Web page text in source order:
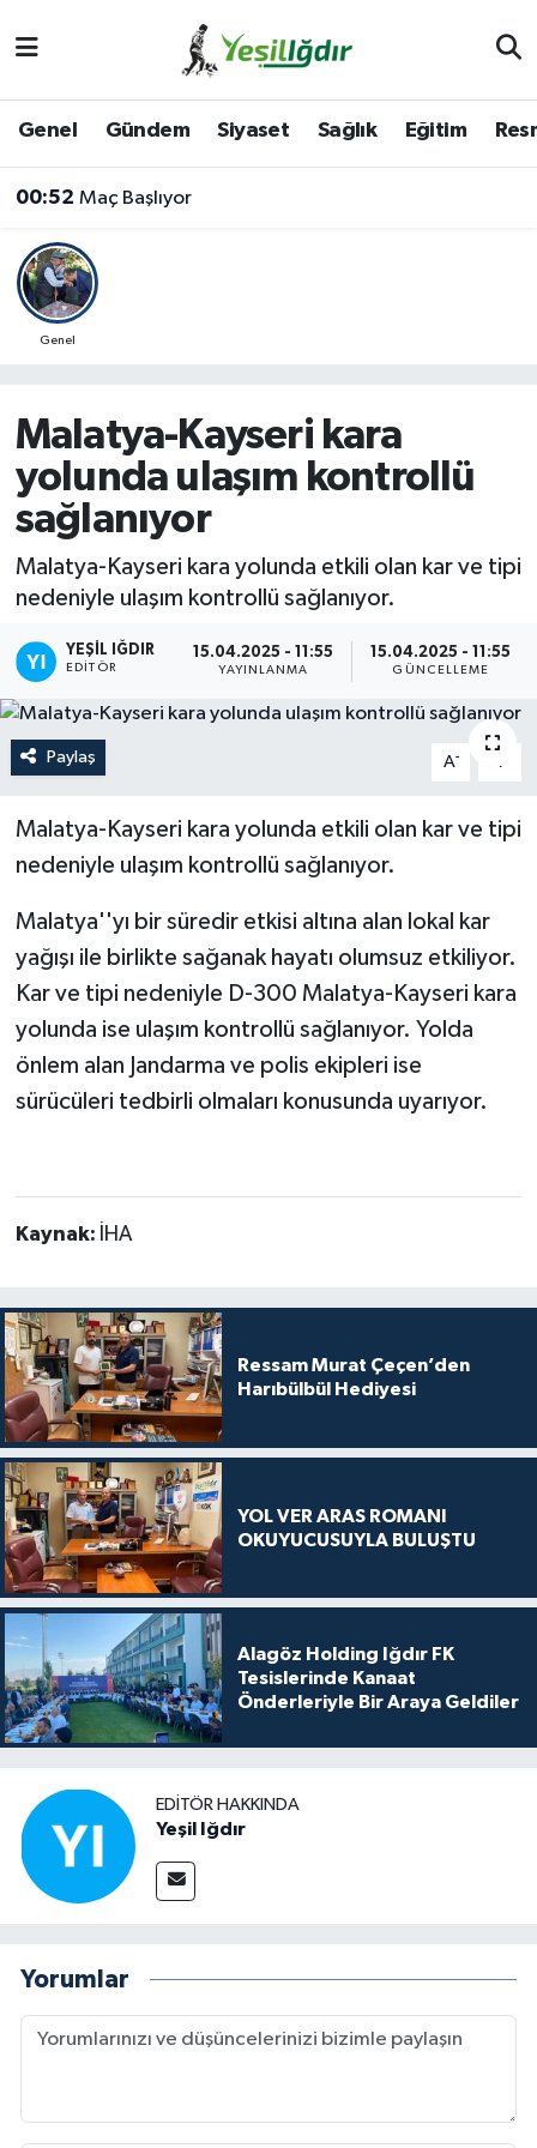
Genel Gündem Siyaset Sağlık Eğitim
00:52 Maç Başlıyor
Genel
Malatya-Kayseri kara
yolunda ulaşım kontrollü
sağlanıyor
Malatya-Kayseri kara yolunda etkili olan kar ve tipi
nedeniyle ulaşım kontrollü sağlanıyor.
YEŞIL IĞDIR
EDITÖR
15.04.2025 - 11:55
YAYINLANMA
15.04.2025 - 11:55
GÜNCELLEME
Paylaş A- A
Malatya-Kayseri kara yolunda etkili olan kar ve tipi
nedeniyle ulaşım kontrollü sağlanıyor.
Malatya''yı bir süredir etkisi altına alan lokal kar
yağışı ile birlikte sağanak hayatı olumsuz etkiliyor.
Kar ve tipi nedeniyle D-300 Malatya-Kayseri kara
yolunda ise ulaşım kontrollü sağlanıyor. Yolda
önlem alan Jandarma ve polis ekipleri ise
sürücüleri tedbirli olmaları konusunda uyarıyor.
Kaynak: İHA
Ressam Murat Çeçen’den
Harıbülbül Hediyesi
YOL VER ARAS ROMANI
OKUYUCUSUYLA BULUŞTU
Alagöz Holding Iğdır FK
Tesislerinde Kanaat
Önderleriyle Bir Araya Geldiler
EDITÖR HAKKINDA
Yeşil Iğdır
Yorumlar
İğdir Namaz Vakitleri
Iğdır Trafik Yoğunluk Haritası
Süper Lig Puan Durumu ve Fikstür
Son Dakika Haberleri
Haber Arşivi